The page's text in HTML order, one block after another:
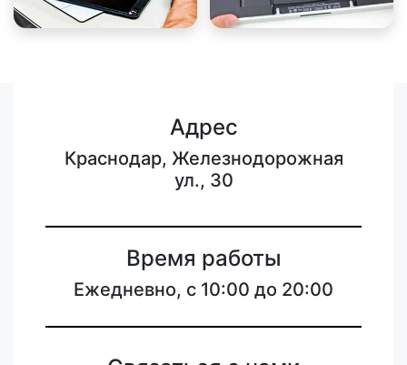
Адрес
Краснодар, Железнодорожная
ул., 30
Время работы
Ежедневно, с 10:00 до 20:00